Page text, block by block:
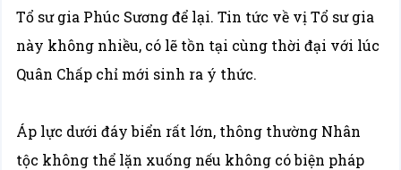
Tổ sư gia Phúc Sương để lại. Tin tức về vị Tổ sư gia
này không nhiều, có lẽ tồn tại cùng thời đại với lúc
Quân Chấp chỉ mới sinh ra ý thức.
Áp lực dưới đáy biển rất lớn, thông thường Nhân
tộc không thể lặn xuống nếu không có biện pháp